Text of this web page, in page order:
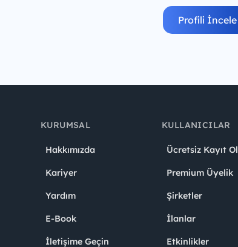
Profili İncele
KURUMSAL
Hakkımızda
Kariyer
Yardım
E-Book
İletişime Geçin
KULLANICILAR
Ücretsiz Kayıt Ol
Premium Üyelik
Şirketler
İlanlar
Etkinlikler